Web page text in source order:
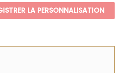
LA PERSONNALISATION